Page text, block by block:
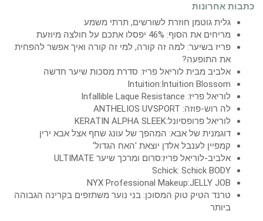
כתבות אחרונות
גלית גוטמן חוזרת לשורשים, תרתי משמע
מריחים את הסוף: 46% יפסלו אתכם על חולצה מיוזעת
פריז בשיער: למה זה קורה, למי זה קורה ואיך אפשר להפחית
את התופעה?
אלביב מבית לוריאל פריז: סדרת מסכות שיער חדשה
Intuition:Intuition Blossom
לוריאל פריז: Infallible Laque Resistance
לה רוש-פוזה: ANTHELIOS UVSPORT
לוריאל פרופסיונל:KERATIN ALPHA SLEEK
דוגמנית של אבא: המהפך של עונג שחף אצל אבא ירין
קמפיין לענבל אלדן יוצאת 'האח הגדול'
אלביב-לוריאל פריז:סרום ומרכך שיער ULTIMATE
Schick: Schick BODY
NYX Professional Makeup:JELLY JOB
טרנד הטיק טוק המסוכן: בני נוער משתזפים בקרינה הגבוהה
ביותר